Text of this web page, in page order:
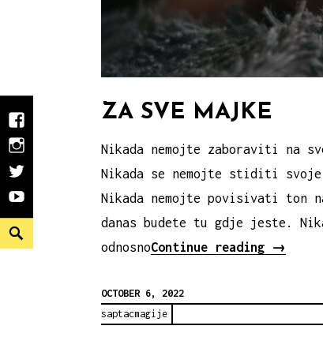
Facebook
Instargram
Twitter
Youtube
Search
ZA SVE MAJKE
Nikada nemojte zaboraviti na
Nikada se nemojte stiditi
Nikada nemojte povisivati ton
danas budete tu gdje jeste.
odnosnoContinue reading
ZA
→
OCTOBER 6, 2022
saptacmagije